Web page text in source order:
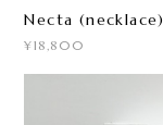
Necta (necklace)
¥18,800